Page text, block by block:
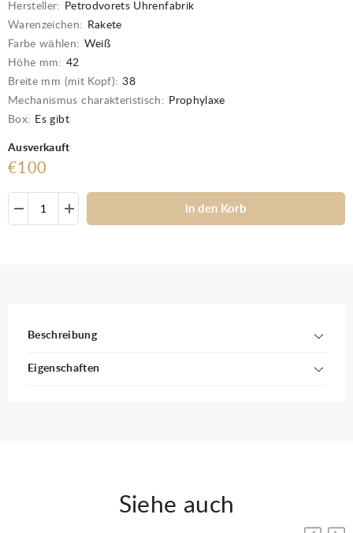
Hersteller:
Petrodvorets Uhrenfabrik
Warenzeichen:
Rakete
Farbe wählen: Weiß
Höhe mm: 42
Breite mm (mit Kopf): 38
Mechanismus charakteristisch: Prophylaxe
Box: Es gibt
Ausverkauft
€100
in den Korb
Beschreibung
Eigenschaften
Siehe auch